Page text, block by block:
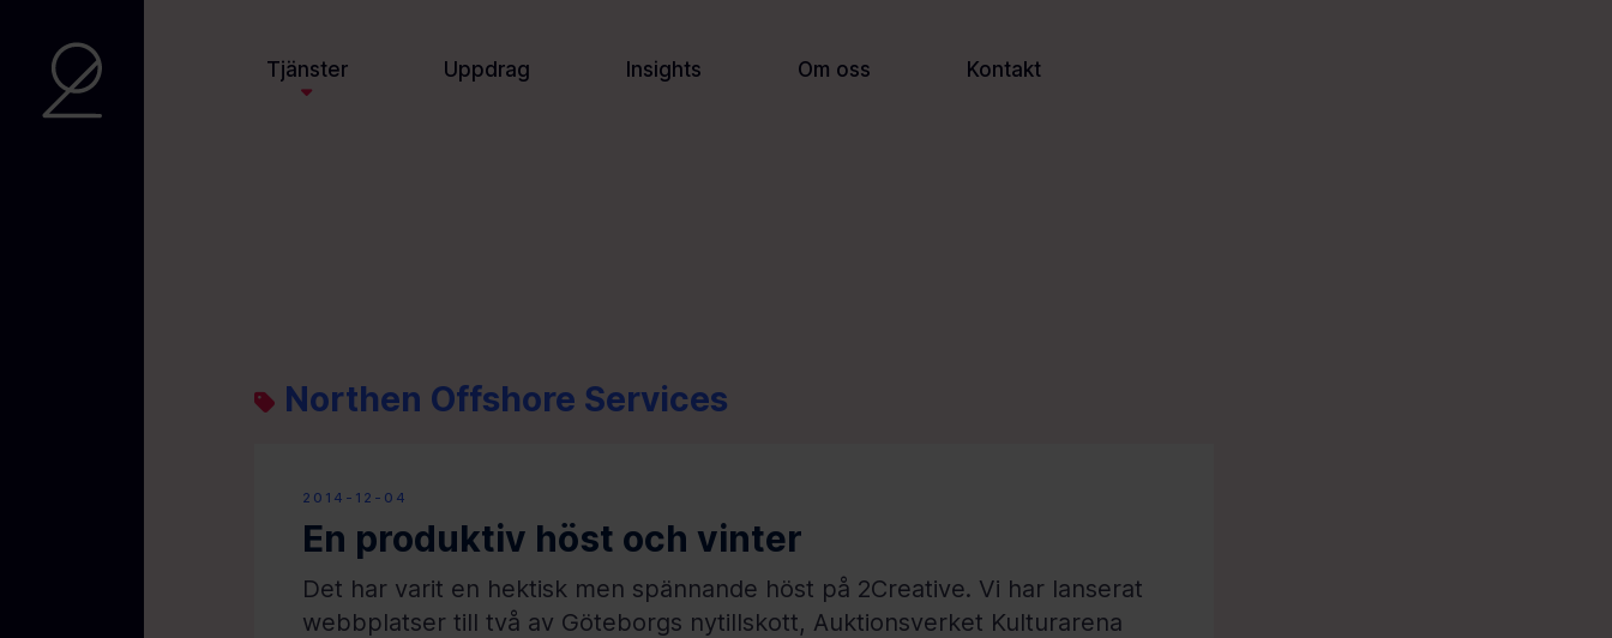
Tjänster Uppdrag Insights Om oss Kontakt
Northen Offshore Services
2014-12-04
En produktiv höst och vinter
Det har varit en hektisk men spännande höst på 2Creative. Vi har lanserat
webbplatser till två av Göteborgs nytillskott, Auktionsverket Kulturarena